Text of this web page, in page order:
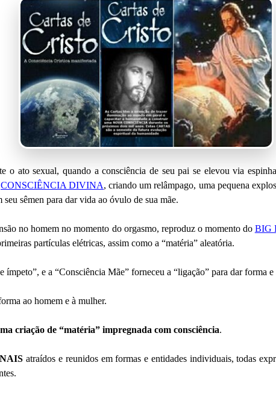
o ato sexual, quando a consciência de seu pai se elevou via
CONSCIÊNCIA DIVINA, criando um relâmpago, uma pequena
seu sêmen para dar vida ao óvulo de sua mãe.
no homem no momento do orgasmo, reproduz o momento do BIG
partículas elétricas, assim como a “matéria” aleatória.
e a “Consciência Mãe” forneceu a “ligação” para dar forma
ao homem e à mulher.
criação de “matéria” impregnada com consciência.
atraídos e reunidos em formas e entidades individuais, todas